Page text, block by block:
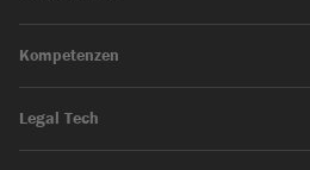
Kompetenzen
Legal Tech